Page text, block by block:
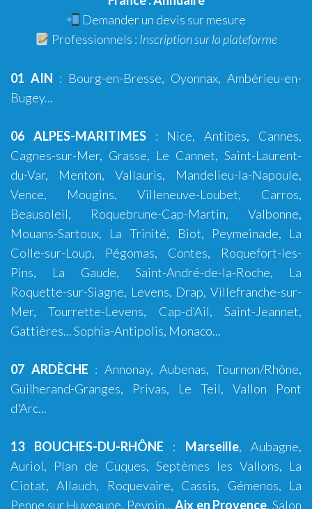
Demander un devis sur mesure
Professionnels : Inscription sur la plateforme
01 AIN : Bourg-en-Bresse, Oyonnax, Ambérieu-en-
Bugey...
06 ALPES-MARITIMES: Nice,Antibes, Cannes,
Cagnes-sur-Mer, Grasse, Le Cannet, Saint-Laurent-
du-Var, Menton, Vallauris, Mandelieu-la-Napoule,
Vence, Mougins, Villeneuve-Loubet, Carros,
Beausoleil, Roquebrune-Cap-Martin, Valbonne,
Mouans-Sartoux, La Trinité, Biot, Peymeinade, La
Colle-sur-Loup, Pégomas, Contes, Roquefort-les-
Pins, La Gaude, Saint-André-de-la-Roche, La
Roquette-sur-Siagne, Levens, Drap, Villefranche-sur-
Mer, Tourrette-Levens, Cap-d'Ail, Saint-Jeannet,
Gattières...Sophia-Antipolis, Monaco...
07 ARDÈCHE : Annonay,Aubenas, Tournon/Rhône,
Guilherand-Granges, Privas, Le Teil, Vallon Pont
d'Arc...
13 BOUCHES-DU-RHÔNE : Marseille, Aubagne,
Auriol, Plan de Cuques, Septèmes les Vallons, La
Ciotat,Allauch, Roquevaire, Cassis, Gémenos, La
Penne sur Huveaune, Peypin...Aix en Provence,Salon